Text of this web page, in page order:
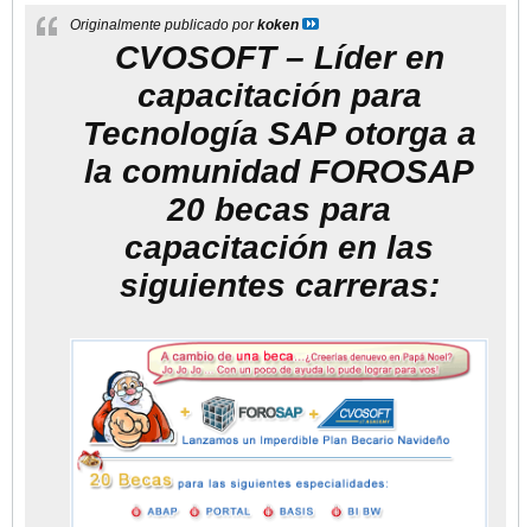
Originalmente publicado porkoken
CVOSOFT – Líder en
capacitación para
Tecnología SAP otorga a
la comunidad FOROSAP
20 becas para
capacitación en las
siguientes carreras: